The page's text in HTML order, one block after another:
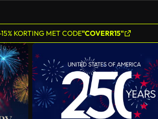
KORTING MET CODE"COVERR15"